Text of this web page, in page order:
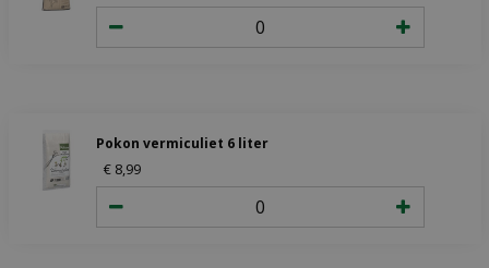
Pokon vermiculiet 6 liter
€ 8 99